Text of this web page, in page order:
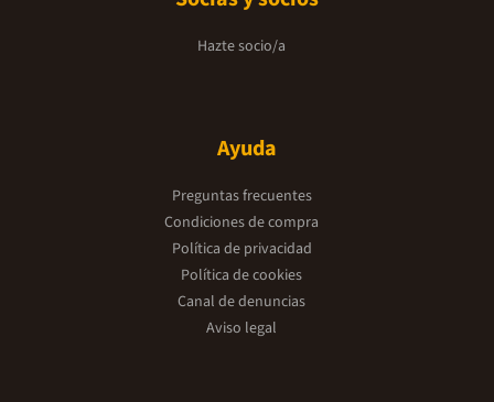
Hazte socio/a
Ayuda
Preguntas frecuentes
Condiciones de compra
Política de privacidad
Política de cookies
Canal de denuncias
Aviso legal